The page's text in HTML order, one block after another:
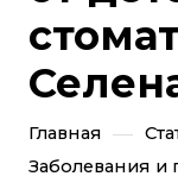
Главная —
Заболевания и